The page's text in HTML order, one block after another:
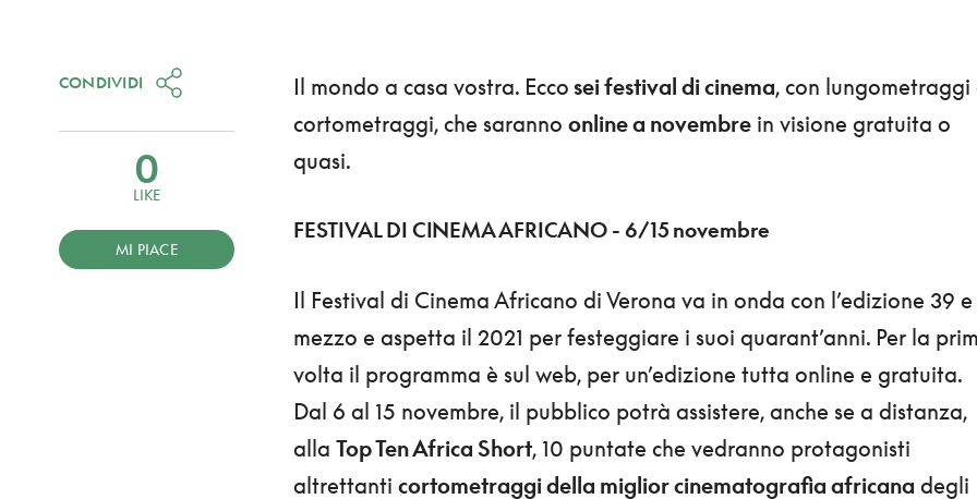
Il mondo a casa vostra. Ecco sei festival di cinema, con lungometraggi
cortometraggi, che saranno online a novembrein visione gratuita o
quasi.
FESTIVAL DI CINEMA AFRICANO - 6/15 novembre
Il Festival di Cinema Africano di Verona va in onda con l’edizione 39 e
mezzo e aspetta il 2021 per festeggiare i suoi quarant’anni. Per la
volta il programma è sul web, per un’edizione tutta online e gratuita.
Dal 6 al 15 novembre, il pubblico potrà assistere, anche se a distanza,
alla Top Ten Africa Short, 10 puntate che vedranno protagonisti
altrettanti cortometraggi della miglior cinematografia africana degli
CONDIVIDI
0
LIKE
MI PIACE